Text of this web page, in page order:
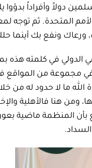
دولاً وأفراداً
المتحدة. ثم توجه
ورعاك ونفع بك أينما
الدولي في كلمته هذه
في مجموعة من المواقع
الله ما لا حدود له من
ومن هنا فالأهلية
المنظمة ماضية بعون